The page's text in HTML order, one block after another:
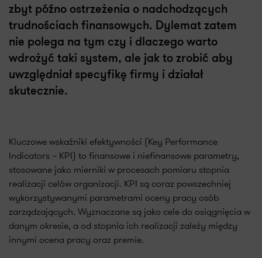
zbyt późno ostrzeżenia o nadchodzących
trudnościach finansowych. Dylemat zatem
nie polega na tym czy i dlaczego warto
wdrożyć taki system, ale jak to zrobić aby
uwzględniał specyfikę firmy i działał
skutecznie.
Kluczowe wskaźniki efektywności (Key Performance
Indicators – KPI) to finansowe i niefinansowe parametry,
stosowane jako mierniki w procesach pomiaru stopnia
realizacji celów organizacji. KPI są coraz powszechniej
wykorzystywanymi parametrami oceny pracy osób
zarządzających. Wyznaczane są jako cele do osiągnięcia w
danym okresie, a od stopnia ich realizacji zależy między
innymi ocena pracy oraz premie.